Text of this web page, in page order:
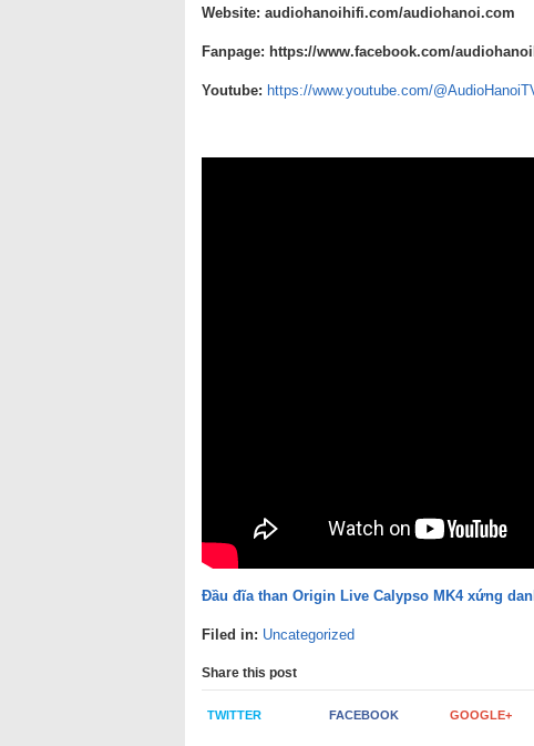
Website: audiohanoihifi.com/audiohanoi.com
Fanpage: https://www.facebook.com/
Youtu be: https://www.youtube.com/
Đầu đĩa than Origin Live Calypso MK4 xứng
Filed in: Uncategorized
Share this post
TWITTER FACEBOOK GOOGLE+